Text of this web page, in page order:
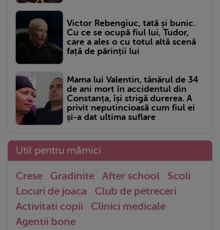
Victor Rebengiuc, tată și bunic.
Cu ce se ocupă fiul lui, Tudor,
care a ales o cu totul altă scenă
față de părinții lui
Mama lui Valentin, tânărul de 34
de ani mort în accidentul din
Constanța, își strigă durerea. A
privit neputincioasă cum fiul ei
și-a dat ultima suflare
Util pentru mămici
Crese Gradinite After school
Scoli
Locuri de joaca
Club de petreceri
Activitati copii
Clinici medicale
Agentii bone